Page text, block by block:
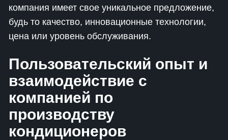
компания имеет свое уникальное предложение,
будь то качество, инновационные технологии,
цена или уровень обслуживания.
Пользовательский опыт и
взаимодействие с
компанией по
производству
кондиционеров